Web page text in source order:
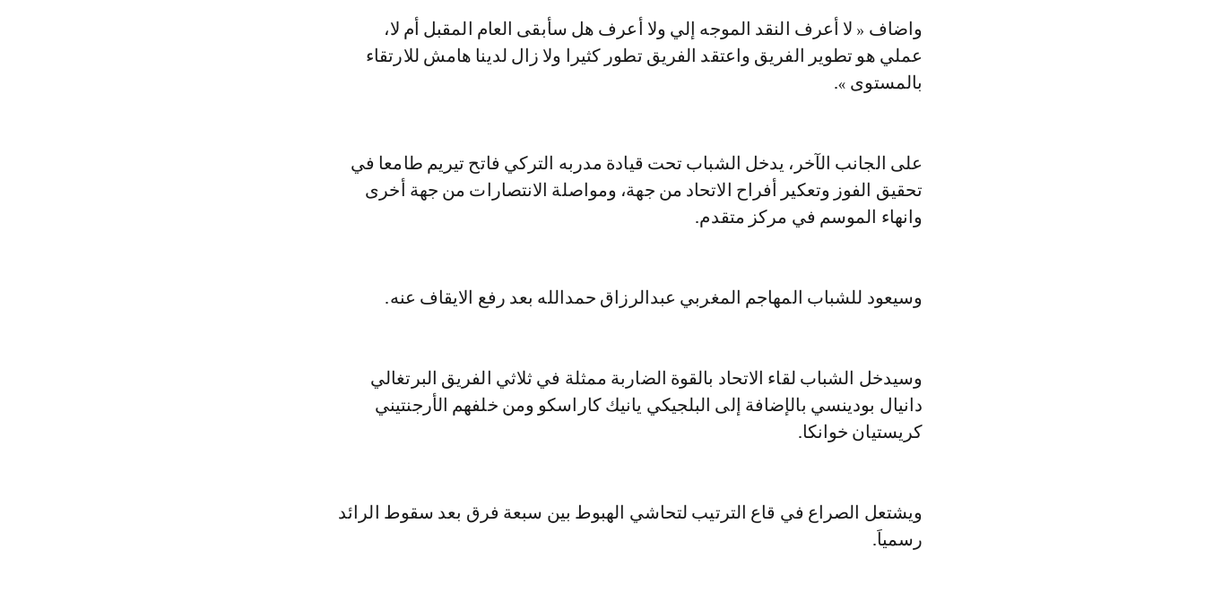
واضاف « لا أعرف النقد الموجه إلي ولا أعرف هل سأبقى العام المقبل أم لا،
عملي هو تطوير الفريق واعتقد الفريق تطور كثيرا ولا زال لدينا هامش للارتقاء
بالمستوى ».
على الجانب الآخر، يدخل الشباب تحت قيادة مدربه التركي فاتح تيريم طامعا في
تحقيق الفوز وتعكير أفراح الاتحاد من جهة، ومواصلة الانتصارات من جهة أخرى
وانهاء الموسم في مركز متقدم.
وسيعود للشباب المهاجم المغربي عبدالرزاق حمدالله بعد رفع الايقاف عنه.
وسيدخل الشباب لقاء الاتحاد بالقوة الضاربة ممثلة في ثلاثي الفريق البرتغالي
دانيال بودينسي بالإضافة إلى البلجيكي يانيك كاراسكو ومن خلفهم الأرجنتيني
كريستيان خوانكا.
ويشتعل الصراع في قاع الترتيب لتحاشي الهبوط بين سبعة فرق بعد سقوط الرائد
رسمياَ.